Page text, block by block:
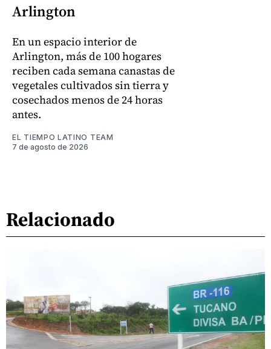
Arlington
En un espacio interior de
Arlington, más de 100 hogares
reciben cada semana canastas de
vegetales cultivados sin tierra y
cosechados menos de 24 horas
antes.
EL TIEMPO LATINO TEAM
7 de agosto de 2026
Relacionado